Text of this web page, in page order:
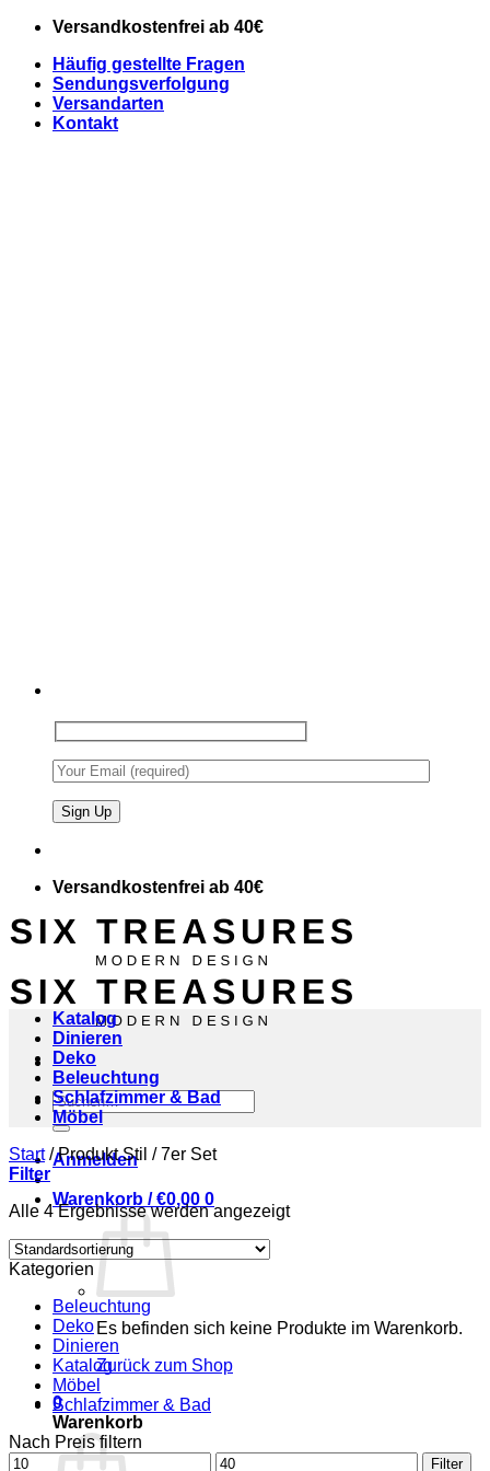
Zum
springen
Versandkostenfrei ab 40€
Häufig gestellte Fragen
Sendungsverfolgung
Versandarten
Kontakt
Versandkostenfrei ab 40€
Suchen
nach:
Anmelden
Warenkorb /€0,00 0
Es befinden sich keine Produkte im Warenkorb.
Zurück zum Shop
0
Warenkorb
Katalog
Dinieren
Deko
Beleuchtung
Schlafzimmer & Bad
Möbel
Start /Produkt Stil /7er Set
Filter
Alle 4 Ergebnisse werden angezeigt
Kategorien
Beleuchtung
Deko
Dinieren
Katalog
Möbel
Schlafzimmer & Bad
Nach Preis filtern
Min.
Max.
Filter